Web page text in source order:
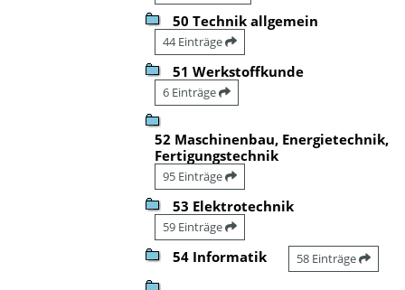
50 Technik allgemein
44 Einträge
51 Werkstoffkunde
6 Einträge
52 Maschinenbau, Energietechnik,
Fertigungstechnik
95 Einträge
53 Elektrotechnik
59 Einträge
54 Informatik 58 Einträge